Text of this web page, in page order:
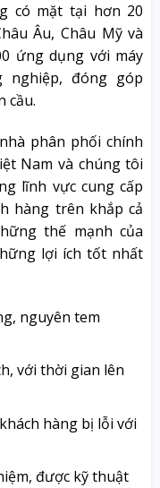
có mặt tại hơn 20
Âu, Châu Mỹ và
ứng dụng với máy
nghiệp, đóng góp
cầu.
phân phối chính
Nam và chúng tôi
lĩnh vực cung cấp
hàng trên khắp cả
thế mạnh của
lợi ích tốt nhất
nguyên tem
với thời gian lên
hàng bị lỗi với
được kỹ thuật